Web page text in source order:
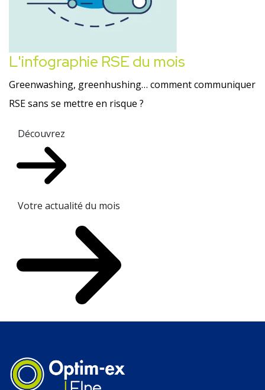
L'infographie RSE du mois
Greenwashing, greenhushing… comment communiquer
RSE sans se mettre en risque ?
Découvrez
Votre actualité du mois